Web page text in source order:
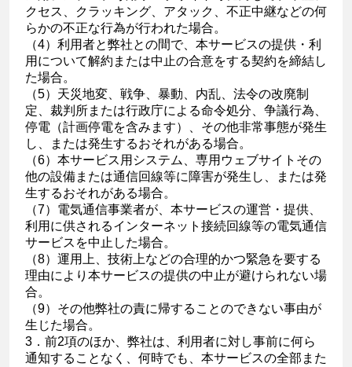
クセス、クラッキング、アタック、不正中継などの何
らかの不正な行為が行われた場合。
（4）利用者と弊社との間で、本サービスの提供・利
用について解約または中止の合意をする契約を締結し
た場合。
（5）天災地変、戦争、暴動、内乱、法令の改廃制
定、裁判所または行政庁による命令処分、争議行為、
停電（計画停電を含みます）、その他非常事態が発生
し、または発生するおそれがある場合。
（6）本サービス用システム、専用ウェブサイトその
他の設備または通信回線等に障害が発生し、または発
生するおそれがある場合。
（7）電気通信事業者が、本サービスの運営・提供、
利用に供されるインターネット接続回線等の電気通信
サービスを中止した場合。
（8）運用上、技術上などの合理的かつ緊急を要する
理由により本サービスの提供の中止が避けられない場
合。
（9）その他弊社の責に帰することのできない事由が
生じた場合。
3．前2項のほか、弊社は、利用者に対し事前に何ら
通知することなく、何時でも、本サービスの全部また